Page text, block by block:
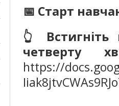
📅 Старт
👆
четверту
https://